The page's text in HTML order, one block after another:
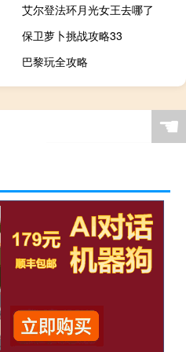
艾尔登法环月光女王去哪了
保卫萝卜挑战攻略33
巴黎玩全攻略
☚